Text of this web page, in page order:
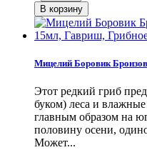
Мицелий Боровик
Этот редкий гриб
буком) леса и
главным образом на
половину осени,
Может...